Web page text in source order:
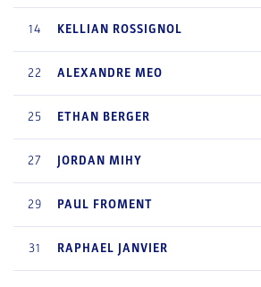
14 KELLIAN ROSSIGNOL
22 ALEXANDRE MEO
25 ETHAN BERGER
27 JORDAN MIHY
29 PAUL FROMENT
31 RAPHAEL JANVIER